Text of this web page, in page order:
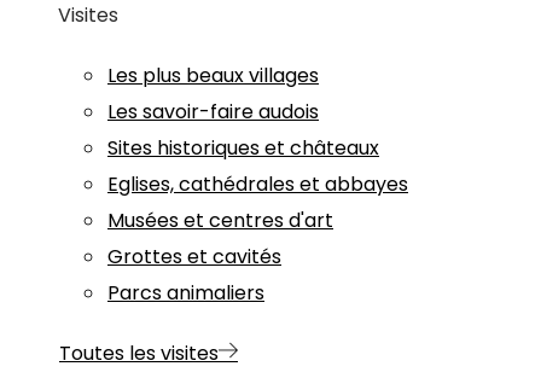
Visites
Les plus beaux villages
Les savoir-faire audois
Sites historiques et châteaux
Eglises, cathédrales et abbayes
Musées et centres d'art
Grottes et cavités
Parcs animaliers
Toutes les visites